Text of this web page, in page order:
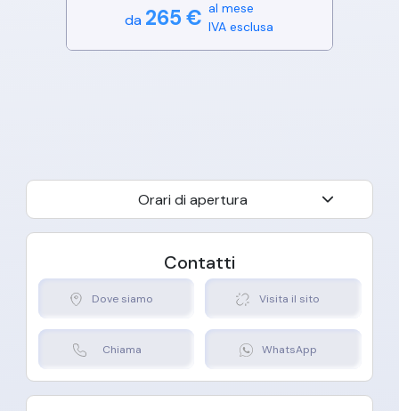
da 265€ al mese
IVA esclusa
Orari di apertura
Contatti
Dove siamo Visita il sito
Chiama WhatsApp